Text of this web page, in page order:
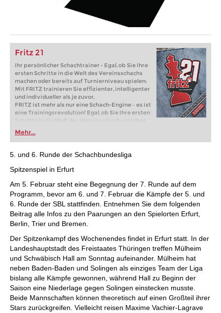
Fritz 21
Ihr persönlicher Schachtrainer - Egal, ob Sie Ihre
ersten Schritte in die Welt des Vereinsschachs
machen oder bereits auf Turnierniveau spielen:
Mit FRITZ trainieren Sie effizienter, intelligenter
und individueller als je zuvor.
FRITZ ist mehr als nur eine Schach-Engine – es ist
eine Trainingsrevolution! Egal, ob Sie Ihre ersten
Schritte in die Welt des Vereinsschachs machen
oder bereits auf Turnierniveau spielen: Mit
FRITZ trainieren Sie effizienter, intelligenter und
individueller als je zuvor.
Mehr...
5. und 6. Runde der Schachbundesliga
Spitzenspiel in Erfurt
Am 5. Februar steht eine Begegnung der 7. Runde auf dem
Programm, bevor am 6. und 7. Februar die Kämpfe der 5. und
6. Runde der SBL stattfinden. Entnehmen Sie dem folgenden
Beitrag alle Infos zu den Paarungen an den Spielorten Erfurt,
Berlin, Trier und Bremen.
Der Spitzenkampf des Wochenendes findet in Erfurt statt. In der
Landeshauptstadt des Freistaates Thüringen treffen Mülheim
und Schwäbisch Hall am Sonntag aufeinander. Mülheim hat
neben Baden-Baden und Solingen als einziges Team der Liga
bislang alle Kämpfe gewonnen, während Hall zu Beginn der
Saison eine Niederlage gegen Solingen einstecken musste.
Beide Mannschaften können theoretisch auf einen Großteil ihrer
Stars zurückgreifen. Vielleicht reisen Maxime Vachier-Lagrave